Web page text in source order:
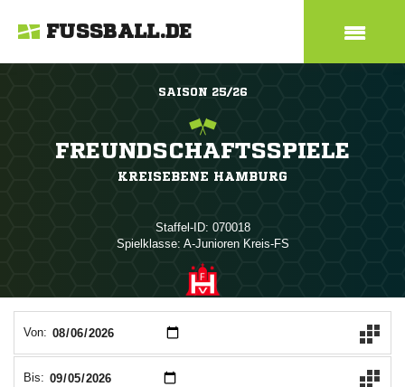
FUSSBALL.DE
SAISON 25/26
FREUNDSCHAFTSSPIELE
KREISEBENE HAMBURG
Staffel-ID: 070018
Spielklasse: A-Junioren Kreis-FS
Von:
Bis: